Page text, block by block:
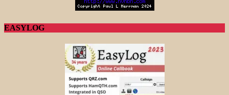
EASYLOG